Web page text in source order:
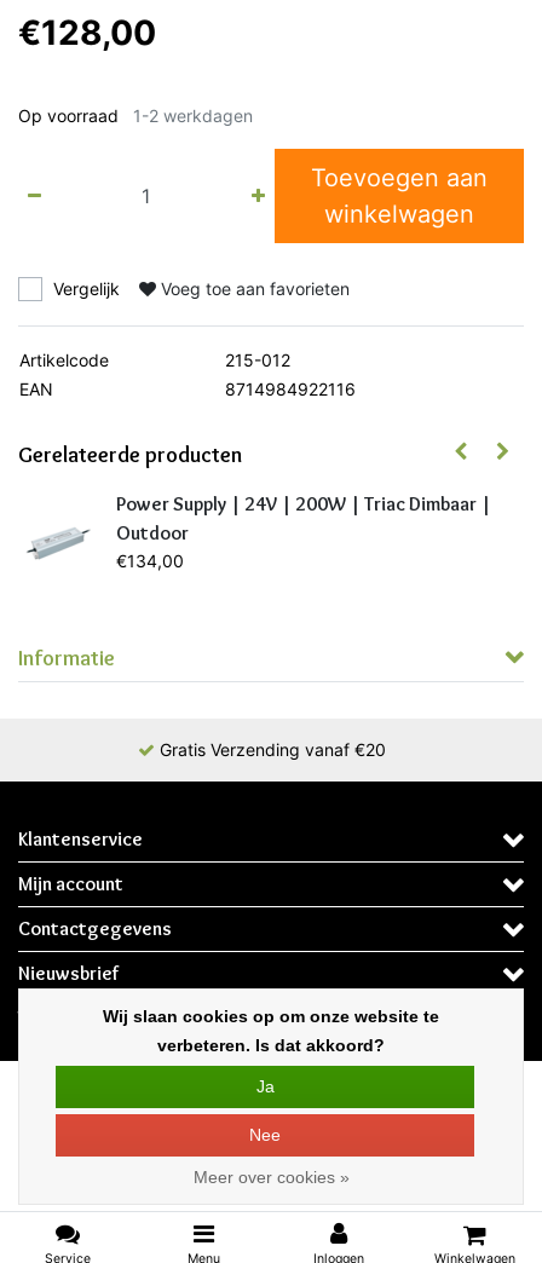
€128,00
Op voorraad 1-2 werkdagen
Toevoegen aan
winkelwagen
Vergelijk Voeg toe aan favorieten
Artikelcode
215-012
EAN
8714984922116
Gerelateerde producten
Power Supply | 24V | 200W | Triac Dimbaar |
Outdoor
€134,00
Informatie
Gratis Verzending vanaf €20
Klantenservice
Mijn account
Contactgegevens
Nieuwsbrief
Copyright © 2026 - Ledloods.nl | De webshop voor LED Verlichting & LED
Lampen | - All rights reserved - Theme by
Service Menu Inloggen Winkelwagen
Wij slaan cookies op om onze website te
verbeteren. Is dat akkoord?
Ja
Nee
Meer over cookies »